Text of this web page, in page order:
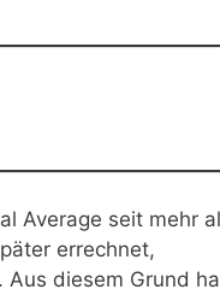
Average seit mehr
errechnet,
diesem Grund